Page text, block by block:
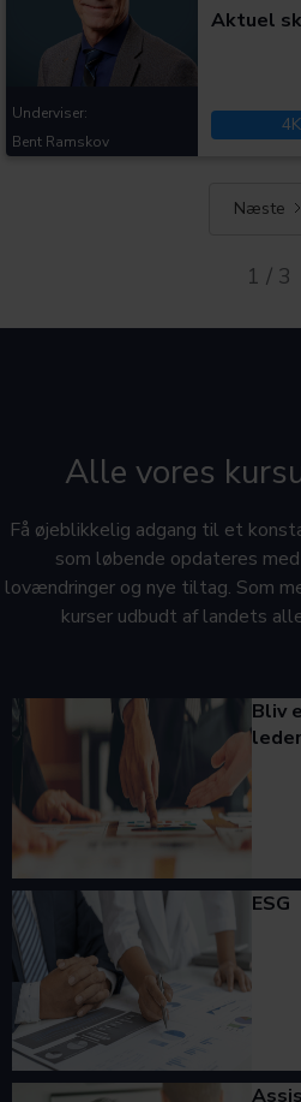
Aktuel
4
Underviser:
Bent Ramskov
Næste
1 / 3
Alle vores
Få øjeblikkelig adgang til et
som løbende opdateres
lovændringer og nye tiltag. Som
kurser udbudt af landets
Bliv
leder
ESG